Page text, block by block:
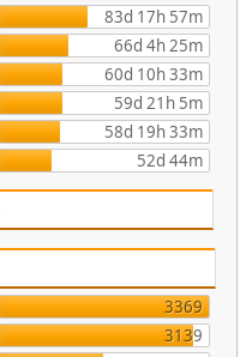
83d 17h 57m
66d 4h 25m
60d 10h 33m
59d 21h 5m
58d 19h 33m
52d 44m
3369
3139